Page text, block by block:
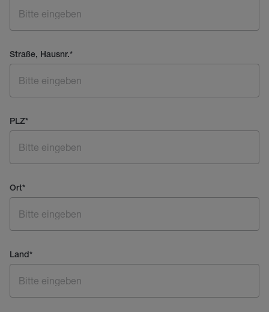
Straße, Hausnr.*
PLZ*
Ort*
Land*